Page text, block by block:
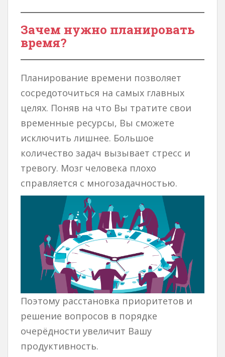
Зачем нужно планировать
время?
Планирование времени позволяет
сосредоточиться на самых главных
целях. Поняв на что Вы тратите свои
временные ресурсы, Вы сможете
исключить лишнее. Большое
количество задач вызывает стресс и
тревогу. Мозг человека плохо
справляется с многозадачностью.
Поэтому расстановка приоритетов и
решение вопросов в порядке
очерёдности увеличит Вашу
продуктивность.